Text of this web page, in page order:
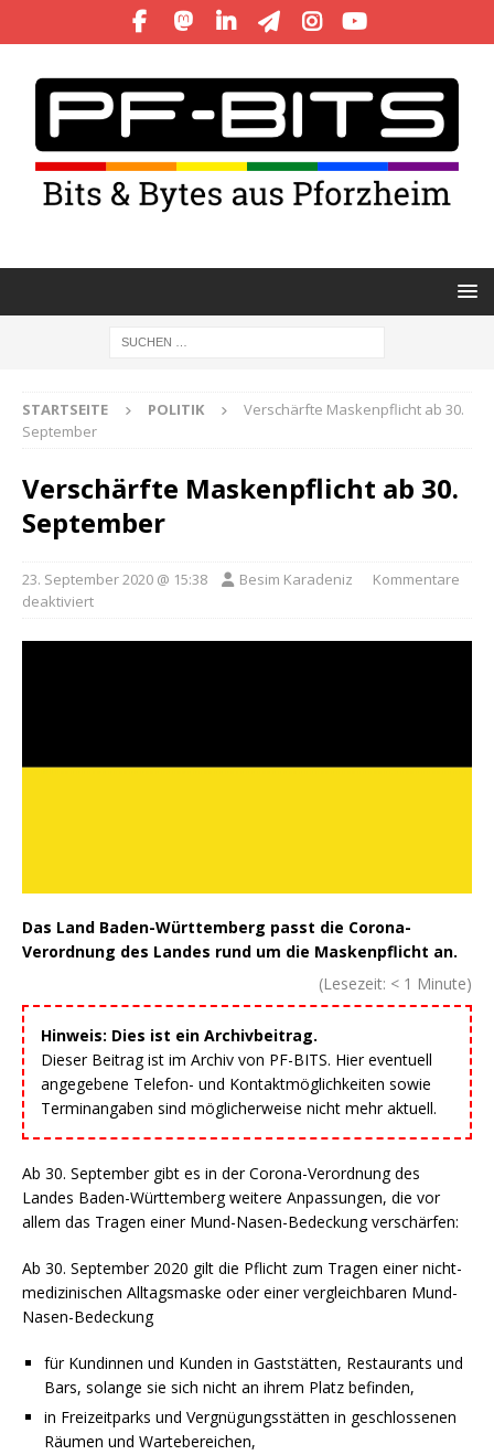
STARTSEITE POLITIK
Verschärfte Maskenpflicht ab 30.
September
Verschärfte Maskenpflicht ab 30.
September
23. September 2020 @ 15:38 Besim Karadeniz
Kommentare
deaktiviert
Das Land Baden-Württemberg passt die Corona-
Verordnung des Landes rund um die Maskenpflicht an.
(Lesezeit: < 1 Minute)
Hinweis: Dies ist ein Archivbeitrag.
Dieser Beitrag ist im Archiv von PF-BITS. Hier eventuell
angegebene Telefon- und Kontaktmöglichkeiten sowie
Terminangaben sind möglicherweise nicht mehr aktuell.
Ab 30. September gibt es in der Corona-Verordnung des
Landes Baden-Württemberg weitere Anpassungen, die vor
allem das Tragen einer Mund-Nasen-Bedeckung verschärfen:
Ab 30. September 2020 gilt die Pflicht zum Tragen einer nicht-
medizinischen Alltagsmaske oder einer vergleichbaren Mund-
Nasen-Bedeckung
für Kundinnen und Kunden in Gaststätten, Restaurants und
Bars, solange sie sich nicht an ihrem Platz befinden,
in Freizeitparks und Vergnügungsstätten in geschlossenen
Räumen und Wartebereichen,